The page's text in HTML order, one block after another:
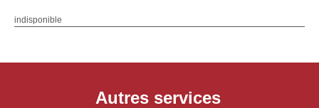
indisponible
Autres services